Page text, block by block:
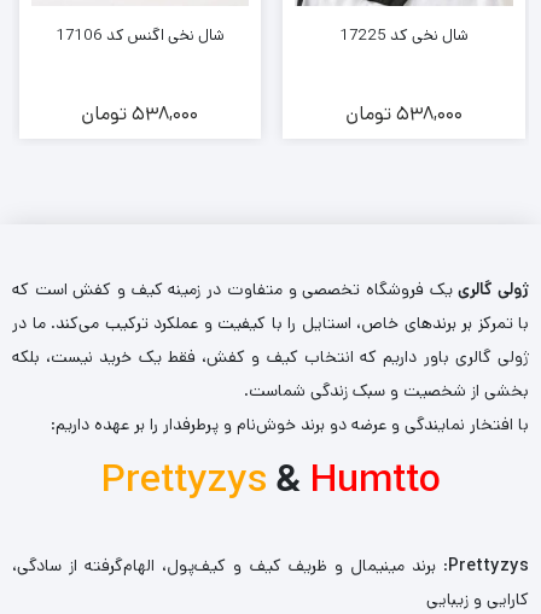
شال نخی کد 17225
538,000تومان
شال نخی اگنس کد 17106
538,000تومان
ژولی گالرییک فروشگاه تخصصی و متفاوت در زمینه کیف و کفش است که
با تمرکز بر برندهای خاص، استایل را با کیفیت و عملکرد ترکیب می‌کند. ما در
ژولی گالری باور داریم که انتخاب کیف و کفش، فقط یک خرید نیست، بلکه
بخشی از شخصیت و سبک زندگی شماست.
با افتخار نمایندگی و عرضه دو برند خوش‌نام و پرطرفدار را بر عهده داریم:
Prettyzys& Humtto
Prettyzys: برند مینیمال و ظریف کیف و کیف‌پول، الهام‌گرفته از سادگی،
کارایی و زیبایی